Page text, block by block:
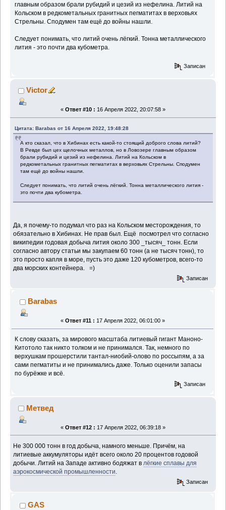
главным образом брали рубидий и цезий из нефелина. Литий на
Кольском в редкометальных гранитных пегматитах в верховьях
Стрельны. Сподумен там ещё до войны нашли.
Следует понимать, что литий очень лёгкий. Тонна металлического
лития - это почти два кубометра.
Записан
Victor
« Ответ #10 : 16 Апреля 2022, 20:07:58 »
Цитата: Barabas от 16 Апреля 2022, 19:48:28
А кто сказал, что в Хибинах есть какой-то стоящий доброго слова литий?
В Ревде был цех щелочных металлов, но в Ловозере главным образом
брали рубидий и цезий из нефелина. Литий на Кольском в
редкометальных гранитных пегматитах в верховьях Стрельны. Сподумен
там ещё до войны нашли.
Следует понимать, что литий очень лёгкий. Тонна металлического лития -
это почти два кубометра.
Да, я почему-то подумал что раз на Кольском месторождения, то
обязательно в Хибинах. Не прав был. Ещё посмотрел что согласно
википедии годовая добыча лития около 300 _тысяч_ тонн. Если
согласно автору статьи мы закупаем 60 тонн (а не тысяч тонн), то
это просто капля в море, пусть это даже 120 кубометров, всего-то
два морских контейнера. =)
Записан
Barabas
« Ответ #11 : 17 Апреля 2022, 06:01:00 »
К слову сказать, за мирового масштаба литиевый гигант Маноно-
Китотоло так никто толком и не принимался. Так, немного по
верхушкам прошерстили тантал-ниобий-олово по россыпям, а за
сами пегматиты и не принимались даже. Только оценили запасы
по бурёжке и всё.
Записан
Метвед
« Ответ #12 : 17 Апреля 2022, 06:39:18 »
Не 300 000 тонн в год добыча, намного меньше. Причём, на
литиевые аккумуляторы идёт всего около 20 процентов годовой
добычи. Литий на Западе активно бодяжат в лёгкие сплавы для
аэрокосмической промышленности
Записан
GAS